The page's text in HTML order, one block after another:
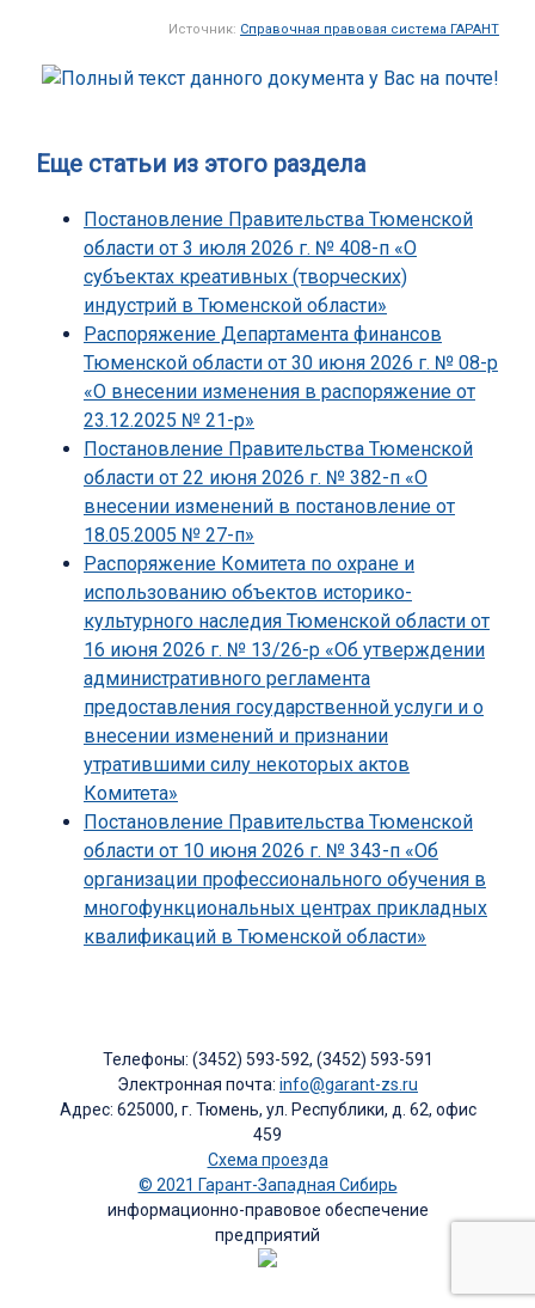
Источник: Справочная правовая система ГАРАНТ
Еще статьи из этого раздела
Постановление Правительства Тюменской
области от 3 июля 2026 г. № 408-п «О
субъектах креативных (творческих)
индустрий в Тюменской области»
Распоряжение Департамента финансов
Тюменской области от 30 июня 2026 г. № 08-р
«О внесении изменения в распоряжение от
23.12.2025 № 21-р»
Постановление Правительства Тюменской
области от 22 июня 2026 г. № 382-п «О
внесении изменений в постановление от
18.05.2005 № 27-п»
Распоряжение Комитета по охране и
использованию объектов историко-
культурного наследия Тюменской области от
16 июня 2026 г. № 13/26-р «Об утверждении
административного регламента
предоставления государственной услуги и о
внесении изменений и признании
утратившими силу некоторых актов
Комитета»
Постановление Правительства Тюменской
области от 10 июня 2026 г. № 343-п «Об
организации профессионального обучения в
многофункциональных центрах прикладных
квалификаций в Тюменской области»
Телефоны: (3452) 593-592, (3452) 593-591
Электронная почта: info@garant-zs.ru
Адрес: 625000, г. Тюмень, ул. Республики, д. 62, офис
459
Схема проезда
© 2021 Гарант-Западная Сибирь
информационно-правовое обеспечение
предприятий